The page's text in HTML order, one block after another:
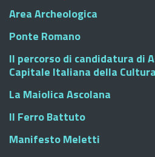
Area Archeologica
Ponte Romano
Il percorso di candidatura di
Capitale Italiana della
La Maiolica Ascolana
Il Ferro Battuto
Manifesto Meletti